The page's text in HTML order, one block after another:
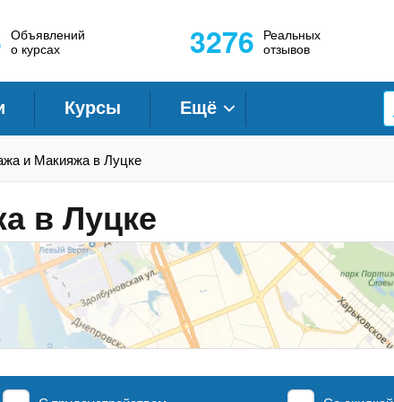
Объявлений
о курсах
3276 Реальных
отзывов
Курсы Ещё
и Макияжа в Луцке
в Луцке